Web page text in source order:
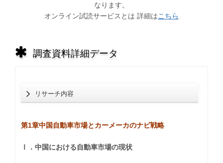
なります。
オンライン試読サービスとは 詳細はこちら
調査資料詳細データ
リサーチ内容
第1章中国自動車市場とカーメーカのナビ戦略
Ⅰ．中国における自動車市場の現状